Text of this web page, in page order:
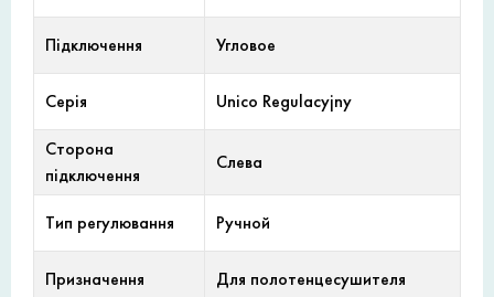
Підключення Угловое
Серія Unico Regulacyjny
Сторона
підключення
Слева
Тип регулювання Ручной
Призначення Для полотенцесушителя